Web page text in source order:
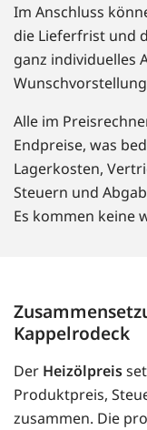
Im Anschluss
die Lieferfrist und
ganz individuelles
Alle im
Endpreise, was
Lagerkosten,
Steuern und
Es kommen keine
Kappelrodeck
Der Heizölpreis
Produktpreis,
zusammen. Die